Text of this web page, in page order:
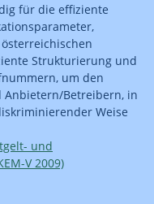
für die effiziente
Strukturierung und
um den
Betreibern, in
Weise
und
V 2009)